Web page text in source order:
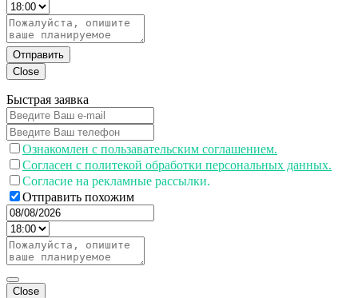
Отправить
Close
Быстрая заявка
Ознакомлен с пользавательским соглашением.
Согласен с политекой обработки персональных данных.
Согласие на рекламные рассылки.
Отправить похожим
Close